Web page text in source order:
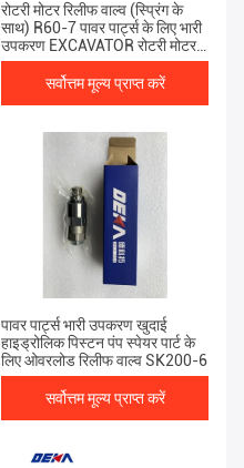
रोटरी मोटर रिलीफ वाल्व (स्प्रिंग के
साथ) R60-7 पावर पार्ट्स के लिए भारी
उपकरण EXCAVATOR रोटरी मोटर
स्पेयर पार्ट
सर्वोत्तम मूल्य प्राप्त करें
पावर पार्ट्स भारी उपकरण खुदाई
हाइड्रोलिक पिस्टन पंप स्पेयर पार्ट के
लिए ओवरलोड रिलीफ वाल्व SK200-6
सर्वोत्तम मूल्य प्राप्त करें